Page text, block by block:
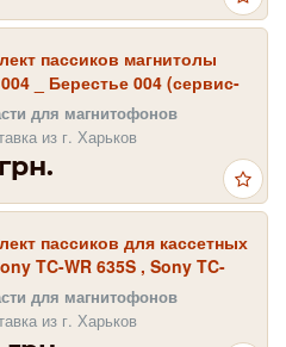
пассиков магнитолы
_ Берестье 004 (сервис-
для магнитофонов
из г. Харьков
пассиков для кассетных
TC-WR 635S , Sony TC-
для магнитофонов
из г. Харьков